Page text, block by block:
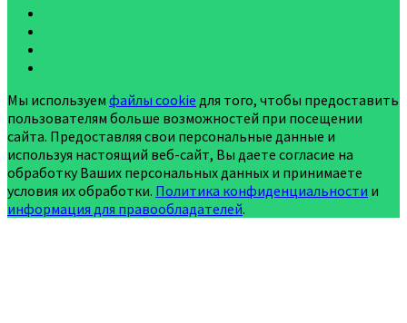
Мы используем файлы cookie для того, чтобы предоставить
пользователям больше возможностей при посещении
сайта. Предоставляя свои персональные данные и
используя настоящий веб-сайт, Вы даете согласие на
обработку Ваших персональных данных и принимаете
условия их обработки. Политика конфиденциальности и
информация для правообладателей.